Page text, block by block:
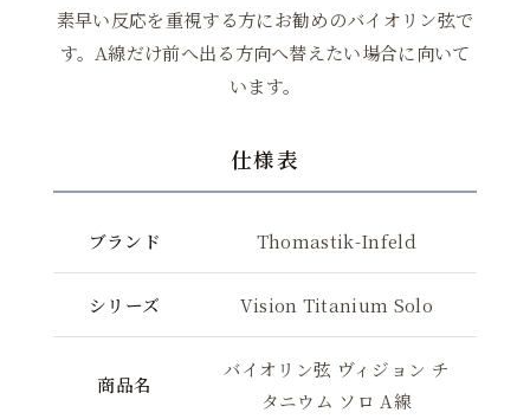
素早い反応を重視する方にお勧めのバイオリン弦で
す。A線だけ前へ出る方向へ替えたい場合に向いて
います。
仕様表
ブランド Thomastik-Infeld
シリーズ Vision Titanium Solo
商品名
バイオリン弦 ヴィジョン チ
タニウム ソロ A線